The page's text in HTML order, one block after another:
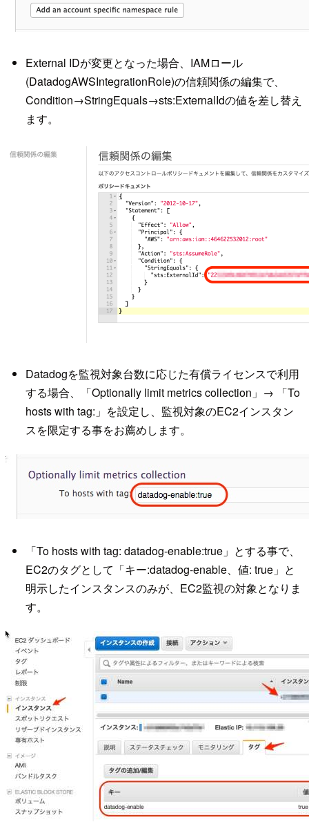
External IDが変更となった場合、IAMロール
(DatadogAWSIntegrationRole)の信頼関係の編集で、
Condition→StringEquals→sts:ExternalIdの値を差し替え
ます。
Datadogを監視対象台数に応じた有償ライセンスで利用
する場合、「Optionally limit metrics collection」→ 「To
hosts with tag:」を設定し、監視対象のEC2インスタン
スを限定する事をお薦めします。
「To hosts with tag: datadog-enable:true」とする事で、
EC2のタグとして「キー:datadog-enable、値: true」と
明示したインスタンスのみが、EC2監視の対象となりま
す。